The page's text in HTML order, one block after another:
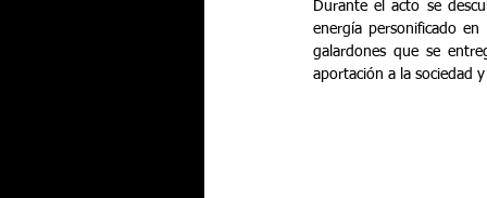
Durante el acto se
energía personificado
galardones que se
aportación a la sociedad